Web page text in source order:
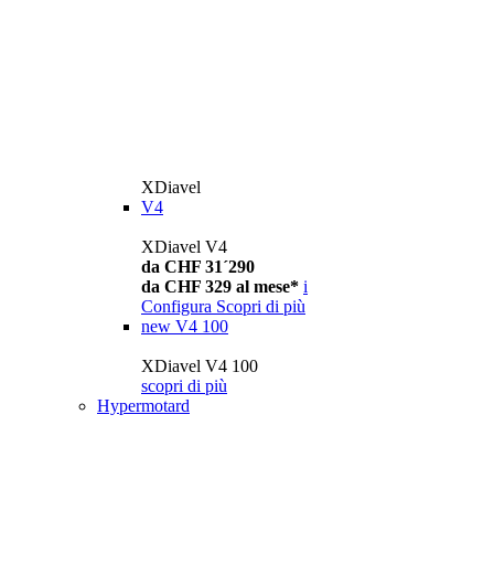
XDiavel
V4
XDiavel V4
da CHF 31´290
da CHF 329 al mese* i
Configura Scopri di più
new V4 100
XDiavel V4 100
scopri di più
Hypermotard